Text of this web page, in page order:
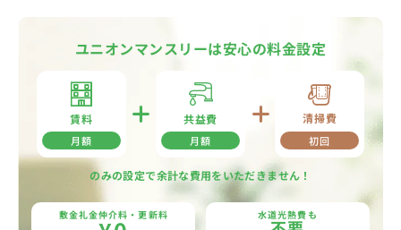
ユニオンマンスリーは安心の料金設定
賃料
月額
共益費
月額
清掃費
初回
のみの設定で余計な費用をいただきません！
敷金礼金仲介料・更新料 水道光熱費も